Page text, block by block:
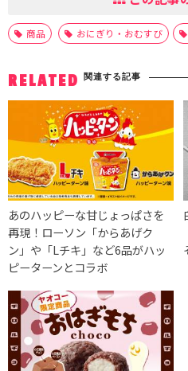
商品 おにぎり・おむすび
RELATED 関連する記事
あのハッピーな甘じょっぱさを
再現！ローソン「からあげク
ン」や「Lチキ」など6品がハッ
ピーターンとコラボ